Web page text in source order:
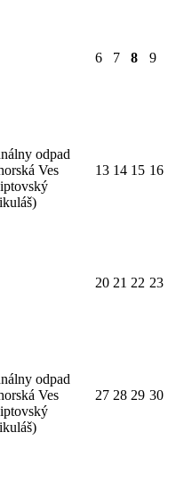
6 7 8 9
odpad
Ves
13 14 15 16
20 21 22 23
odpad
Ves
27 28 29 30